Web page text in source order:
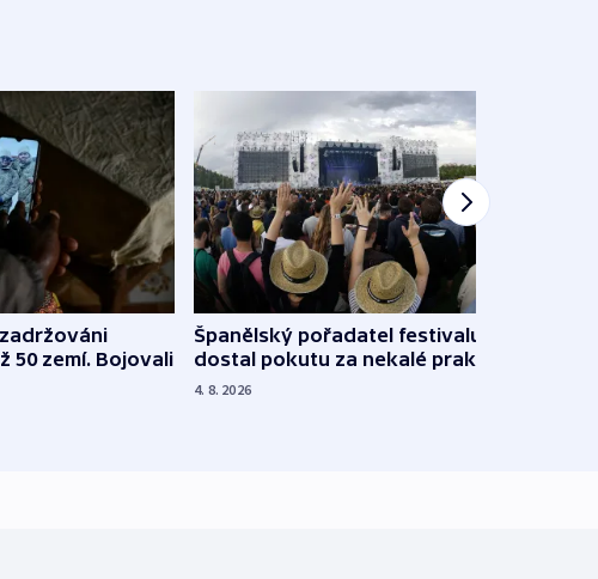
50 zemí. Bojovali
Španělský pořadatel festivalu
dostal pokutu za nekalé praktiky
4. 8. 2026